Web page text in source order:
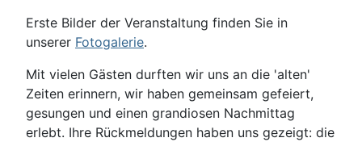
Erste Bilder der Veranstaltung finden Sie in
unserer Fotogalerie.
Mit vielen Gästen durften wir uns an die 'alten'
Zeiten erinnern, wir haben gemeinsam gefeiert,
gesungen und einen grandiosen Nachmittag
erlebt. Ihre Rückmeldungen haben uns gezeigt: die